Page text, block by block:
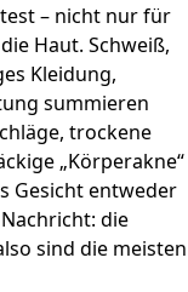
– nicht nur für
Haut. Schweiß,
Kleidung,
summieren
trockene
„Körperakne“
Gesicht entweder
die
sind die meisten